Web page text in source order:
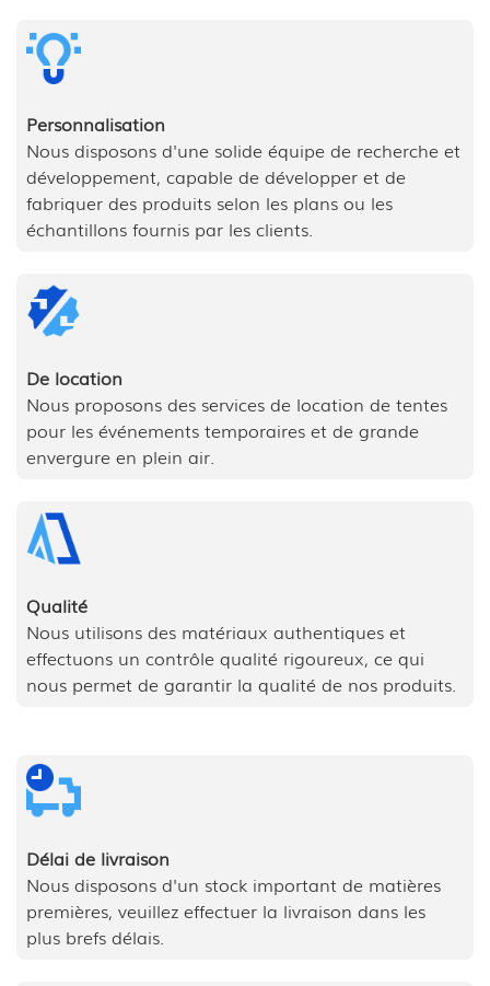
Personnalisation
Nous disposons d'une solide équipe de recherche et
développement, capable de développer et de
fabriquer des produits selon les plans ou les
échantillons fournis par les clients.
De location
Nous proposons des services de location de tentes
pour les événements temporaires et de grande
envergure en plein air.
Qualité
Nous utilisons des matériaux authentiques et
effectuons un contrôle qualité rigoureux, ce qui
nous permet de garantir la qualité de nos produits.
Délai de livraison
Nous disposons d'un stock important de matières
premières, veuillez effectuer la livraison dans les
plus brefs délais.